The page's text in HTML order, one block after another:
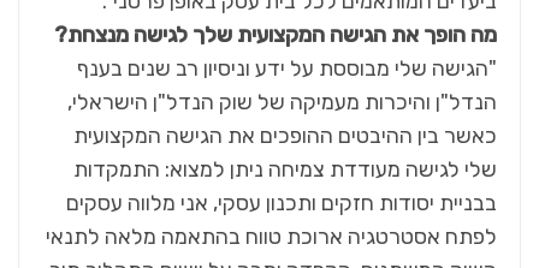
מה הופך את הגישה המקצועית שלך לגישה מנצחת?
"הגישה שלי מבוססת על ידע וניסיון רב שנים בענף
הנדל"ן והיכרות מעמיקה של שוק הנדל"ן הישראלי,
כאשר בין ההיבטים ההופכים את הגישה המקצועית
שלי לגישה מעודדת צמיחה ניתן למצוא: התמקדות
בבניית יסודות חזקים ותכנון עסקי, אני מלווה עסקים
לפתח אסטרטגיה ארוכת טווח בהתאמה מלאה לתנאי